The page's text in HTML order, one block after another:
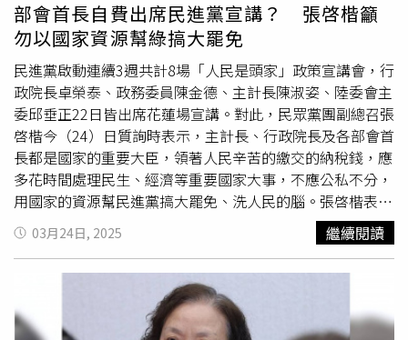
司就委託採購、未驗收而以回填確認書替代、未進行報價評
估就容許超思逕行購買並代墊貨款、提供錯誤單據、未掌握
國內雞蛋產量回穩而持續大量進口，卻又過遲銷毀，致產生
冷凍倉儲及銷毀9千1百餘萬損失等。張啓楷指出，立法院和
審計部是把關預算的兩大重要機關，先前他分別刪減114年
公務預算農業部補助農發基金的9千萬，以及113年度附屬
預算農發基金3.7億，就是替人民追究審計部所呈現共近5億
3千萬元的損失，藉此也展現了立法與審計權共同維護預算
制度、守護人民荷包的堅定決心。張啓楷肯定審計長陳瑞敏
前一任期的表現，期盼能加大法定審計職權的力度，具體匡
列有問題的金額，行使修正決算數的職權。從過去各級議會
的經驗來看，若議會可透過具體決議要求，通常審計機關都
會從善如流，有必要時，自己也會在國會繼續力挺
力查弊。
部會首長自費出席民進黨宣講？ 張啓楷籲
勿以國家資源幫綠搞大罷免
民進黨啟動連續3週共計8場「人民是頭家」政策宣講會，行
政院長卓榮泰、政務委員陳金德、主計長陳淑姿、陸委會主
委邱垂正22日皆出席花蓮場宣講。對此，民眾黨團副總召張
啓楷今（24）日質詢時表示，主計長、行政院長及各部會首
長都是國家的重要大臣，領著人民辛苦的繳交的納稅錢，應
多花時間處理民生、經濟等重要國家大事，不應公私不分，
用國家的資源幫民進黨搞大罷免、洗人民的腦。張啓楷表
示，前幾日民進黨大宣講的宣傳圖及現場，都有行政院院長
卓榮泰、工程會主委陳金德、陸委會主委邱垂正及陳淑姿主
計長在場，民進黨現在都不演了，現場大剌剌推動大罷免，
王義川委員還現場高歌推大罷免。官員說到現場就政務內容
進行宣講，實際上卻很多時間在宣傳罷免人民選出的立法委
員，這不是就是政府用人民的錢辦大罷免、洗腦人民？人民
03月24日, 2025 繼續閱讀